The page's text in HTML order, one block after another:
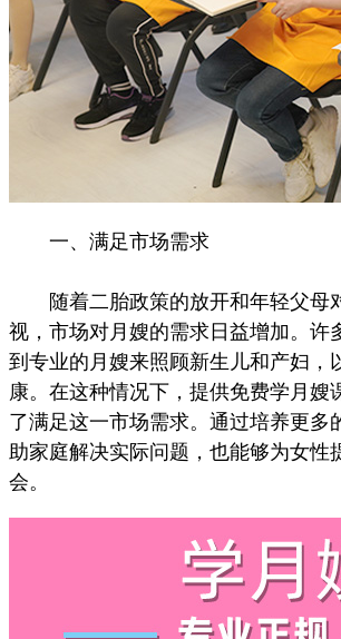
一、满足市场需求
随着二胎政策的放开和年轻父母
视，市场对月嫂的需求日益增加。许
到专业的月嫂来照顾新生儿和产妇，
康。在这种情况下，提供免费学月嫂
了满足这一市场需求。通过培养更多
助家庭解决实际问题，也能够为女性
会。